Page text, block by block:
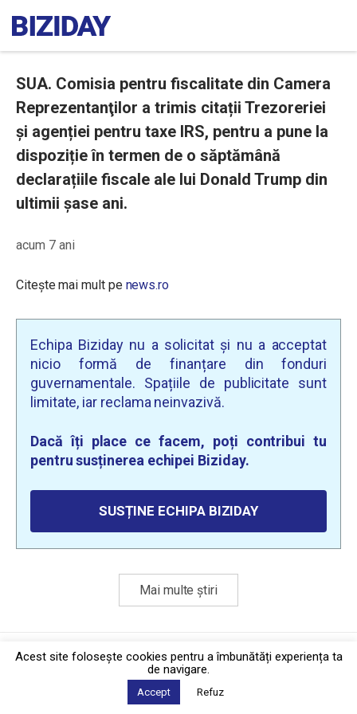
SUA. Comisia pentru fiscalitate din Camera
Reprezentanţilor a trimis citații Trezoreriei
și agenției pentru taxe IRS, pentru a pune la
dispoziție în termen de o săptămână
declarațiile fiscale ale lui Donald Trump din
ultimii șase ani.
acum 7 ani
Citește mai mult pe news.ro
Echipa Biziday nu a solicitat și nu a acceptat
nicio formă de finanțare din fonduri
guvernamentale. Spațiile de publicitate sunt
limitate, iar reclama neinvazivă.
Dacă îți place ce facem, poți contribui tu
pentru susținerea echipei Biziday.
SUSȚINE ECHIPA BIZIDAY
Mai multe știri
Politica de confidențialitate·Contact
2026 © Biziday
Acest site foloseşte cookies pentru a îmbunătăți experiența ta
de navigare.
Accept Refuz